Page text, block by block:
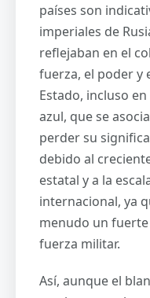
países son
imperiales de
reflejaban en el
fuerza, el poder y
Estado, incluso
azul, que se
perder su
debido al
estatal y a la
internacional, ya
menudo un
fuerza militar.
Así, aunque el